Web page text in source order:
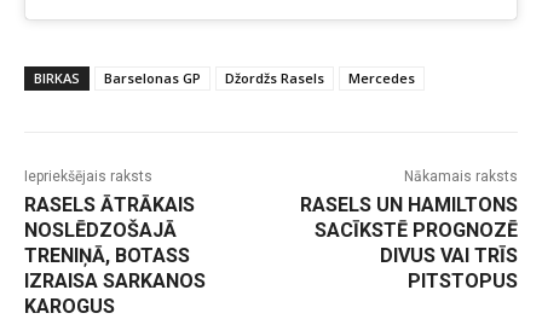
BIRKAS Barselonas GP Džordžs Rasels Mercedes
Iepriekšējais raksts
RASELS ĀTRĀKAIS
NOSLĒDZOŠAJĀ
TRENIŅĀ, BOTASS
IZRAISA SARKANOS
KAROGUS
Nākamais raksts
RASELS UN HAMILTONS
SACĪKSTĒ PROGNOZĒ
DIVUS VAI TRĪS
PITSTOPUS